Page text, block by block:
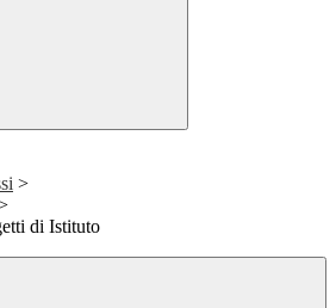
>
di Istituto